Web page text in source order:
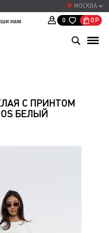
МОСКВА
нам 0 0 Р
С ПРИНТОМ
БЕЛЫЙ